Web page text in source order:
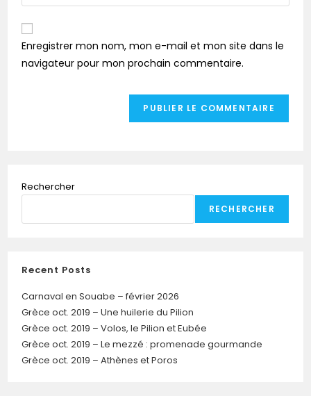
Enregistrer mon nom, mon e-mail et mon site dans le
navigateur pour mon prochain commentaire.
Rechercher
RECHERCHER
Recent Posts
Carnaval en Souabe – février 2026
Grèce oct. 2019 – Une huilerie du Pilion
Grèce oct. 2019 – Volos, le Pilion et Eubée
Grèce oct. 2019 – Le mezzé : promenade gourmande
Grèce oct. 2019 – Athènes et Poros